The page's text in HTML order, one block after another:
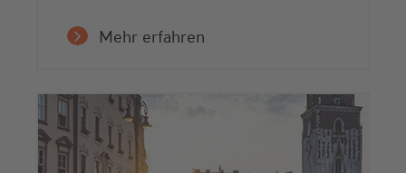
Mehr erfahren